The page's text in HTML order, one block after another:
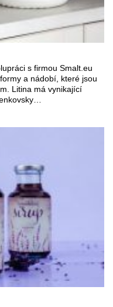
s firmou Smalt.eu
a nádobí, které jsou
Litina má vynikající